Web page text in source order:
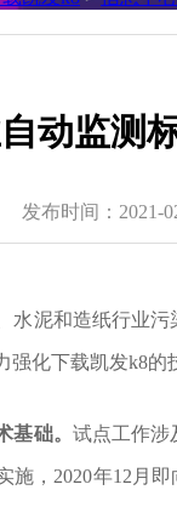
动监测
发布时间：2021-
水泥和造纸行业
强化下载凯发k8
基础。 试点工作涉
施， 2020年12 月